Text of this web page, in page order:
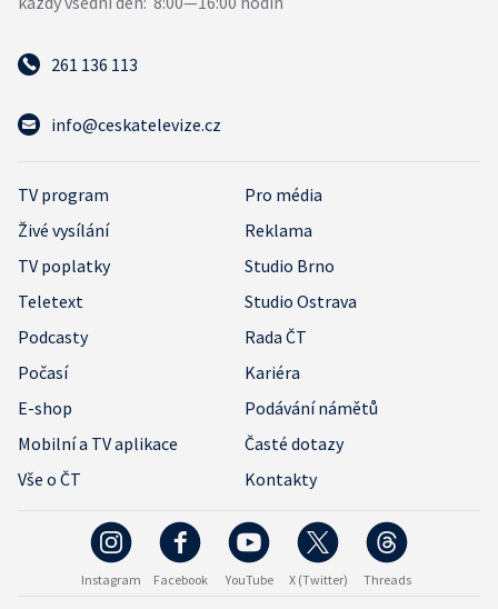
261 136 113
info@ceskatelevize.cz
TV program
Pro média
Živé vysílání
Reklama
TV poplatky
Studio Brno
Teletext
Studio Ostrava
Podcasty
Rada ČT
Počasí
Kariéra
E-shop
Podávání námětů
Mobilní a TV aplikace
Časté dotazy
Vše o ČT
Kontakty
Instagram Facebook YouTube X (Twitter) Threads